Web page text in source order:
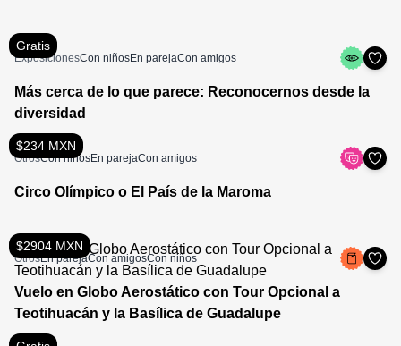
Gratis
ExposicionesCon niñosEn parejaCon amigos
Más cerca de lo que parece: Reconocernos desde la
diversidad
$234 MXN
OtrosCon niñosEn parejaCon amigos
Circo Olímpico o El País de la Maroma
$2904 MXN
OtrosEn parejaCon amigosCon niños
Vuelo en Globo Aerostático con Tour Opcional a
Teotihuacán y la Basílica de Guadalupe